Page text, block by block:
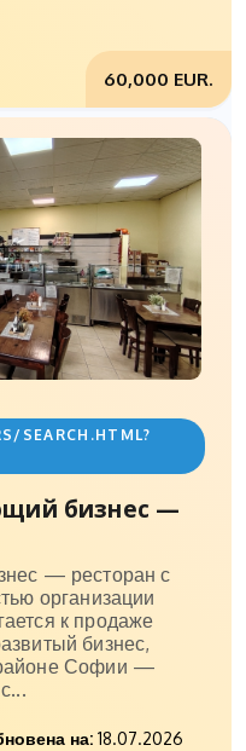
60,000 EUR.
SEARCH.HTML?
бизнес —
— ресторан с
организации
к продаже
бизнес,
Софии —
на: 18.07.2026